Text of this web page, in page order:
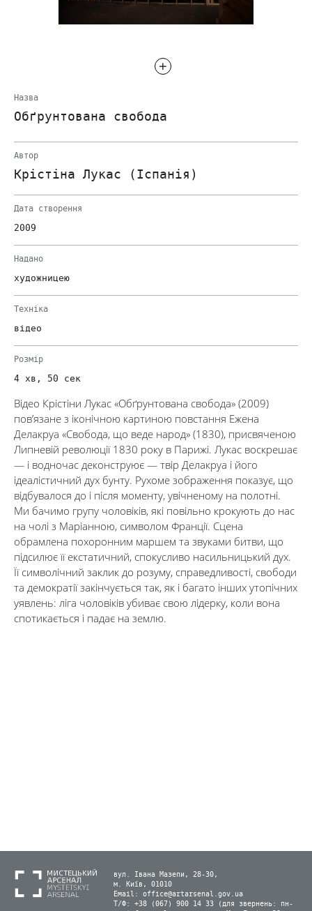
Назва
Обґрунтована свобода
Автор
Крістіна Лукас (Іспанія)
Дата створення
2009
Надано
художницею
Техніка
відео
Розмір
4 хв, 50 сек
Відео Крістіни Лукас «Обґрунтована свобода» (2009)
пов’язане з іконічною картиною повстання Ежена
Делакруа «Свобода, що веде народ» (1830), присвяченою
Липневій революції 1830 року в Парижі. Лукас воскрешає
— і водночас деконструює — твір Делакруа і його
ідеалістичний дух бунту. Рухоме зображення показує, що
відбувалося до і після моменту, увічненому на полотні.
Ми бачимо групу чоловіків, які повільно крокують до нас
на чолі з Маріанною, символом Франції. Сцена
обрамлена похоронним маршем та звуками битви, що
підсилює її екстатичний, спокусливо насильницький дух.
Її символічний заклик до розуму, справедливості, свободи
та демократії закінчується так, як і багато інших утопічних
уявлень: ліга чоловіків убиває свою лідерку, коли вона
спотикається і падає на землю.
вул. Івана Мазепи, 28-30,
м. Київ, 01010
Email: office@artarsenal.gov.ua
Т/Ф: +38 (067) 900 14 33 (для звернень: пн-